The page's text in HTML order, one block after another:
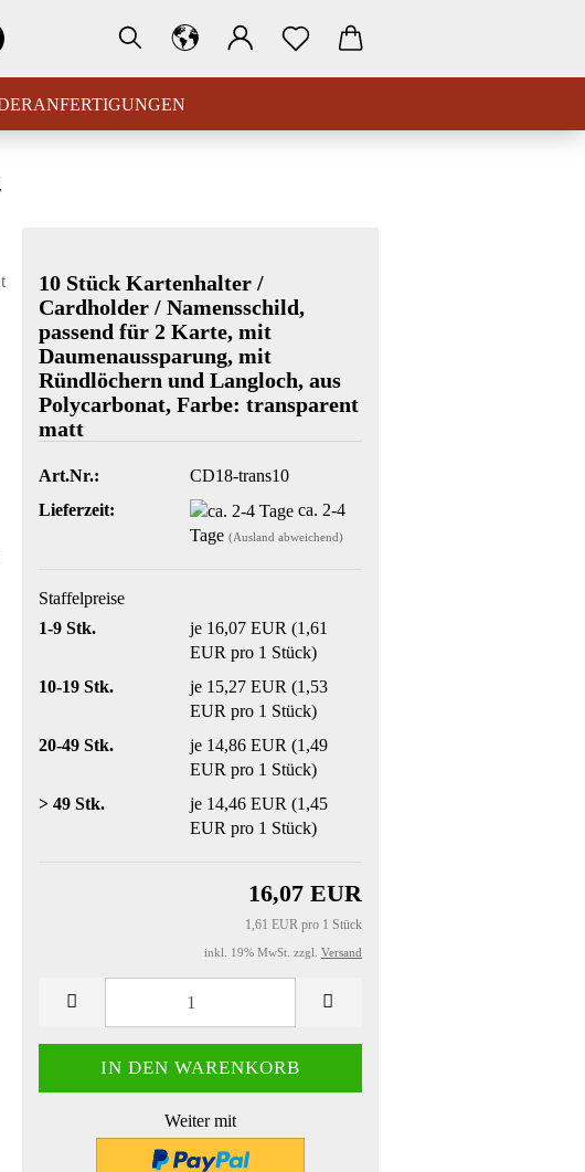
10 Stück Kartenhalter /
Cardholder / Namensschild,
passend für 2 Karte, mit
Daumenaussparung, mit
Ründlöchern und Langloch, aus
Polycarbonat, Farbe: transparent
matt
Art.Nr.:
CD18-trans10
Lieferzeit:
ca. 2-4
Tage (Ausland abweichend)
Staffelpreise
1-9 Stk.
je 16,07 EUR (1,61
EUR pro 1 Stück)
10-19 Stk.
je 15,27 EUR (1,53
EUR pro 1 Stück)
20-49 Stk.
je 14,86 EUR (1,49
EUR pro 1 Stück)
> 49 Stk.
je 14,46 EUR (1,45
EUR pro 1 Stück)
16,07 EUR
1,61 EUR pro 1 Stück
inkl. 19% MwSt. zzgl. Versand
Weiter mit